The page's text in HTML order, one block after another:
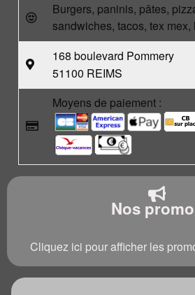
Burgers, paninis, pâtes,
sandwiches, tacos, tex mex,
168 boulevard Pommery
51100 REIMS
Moyens de paiement :
Nos
Cliquez ici pour afficher les